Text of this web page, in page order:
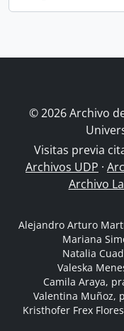
© 2026 Archivo
Visitas previa
Archivos UDP ·
Archivo
Alejandro Arturo
Mariana
Natalia
Valeska
Camila Araya,
Valentina Muñoz,
Kristhofer Frex